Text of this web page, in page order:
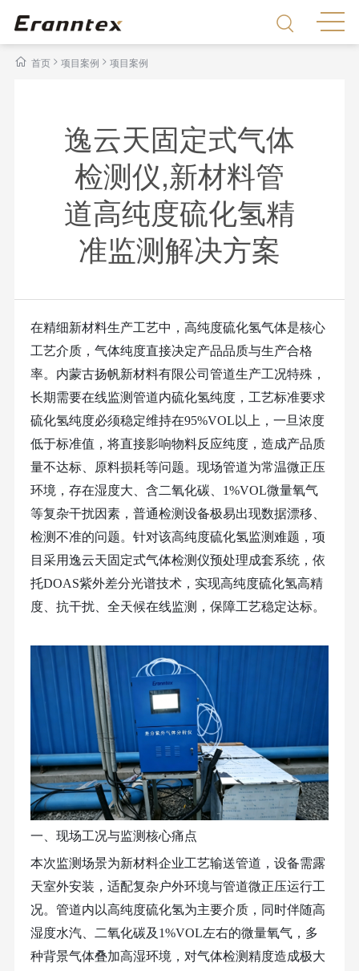
首页> 项目案例 > 项目案例
逸云天固定式气体
检测仪,新材料管
道高纯度硫化氢精
准监测解决方案
在精细新材料生产工艺中，高纯度硫化氢气体是核心
工艺介质，气体纯度直接决定产品品质与生产合格
率。内蒙古扬帆新材料有限公司管道生产工况特殊，
长期需要在线监测管道内硫化氢纯度，工艺标准要求
硫化氢纯度必须稳定维持在95%VOL以上，一旦浓度
低于标准值，将直接影响物料反应纯度，造成产品质
量不达标、原料损耗等问题。现场管道为常温微正压
环境，存在湿度大、含二氧化碳、1%VOL微量氧气
等复杂干扰因素，普通检测设备极易出现数据漂移、
检测不准的问题。针对该高纯度硫化氢监测难题，项
目采用逸云天固定式气体检测仪预处理成套系统，依
托DOAS紫外差分光谱技术，实现高纯度硫化氢高精
度、抗干扰、全天候在线监测，保障工艺稳定达标。
一、现场工况与监测核心痛点
本次监测场景为新材料企业工艺输送管道，设备需露
天室外安装，适配复杂户外环境与管道微正压运行工
况。管道内以高纯度硫化氢为主要介质，同时伴随高
湿度水汽、二氧化碳及 1%VOL左右的微量氧气，多
种背景气体叠加高湿环境，对气体检测精度造成极大